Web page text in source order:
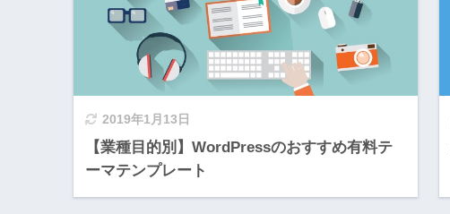
2019年1月13日
【業種目的別】WordPressのおすすめ有料テ
ーマテンプレート